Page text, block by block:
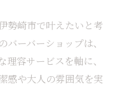
勢崎市で叶えたいと考
ーバーショップは、
容サービスを軸に、
感や大人の雰囲気を実